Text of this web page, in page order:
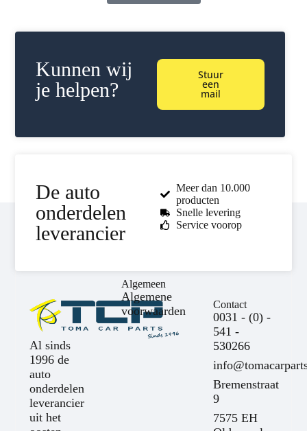
Kunnen wij
je helpen?
Stuur
een
mail
De auto
onderdelen
leverancier
Meer dan 10.000
producten
Snelle levering
Service voorop
Al sinds
1996 de
auto
onderdelen
leverancier
uit het
Algemeen
Algemene
voorwaarden
Contact
0031 - (0) -
541 -
530266
Bremenstraat
9
7575 EH